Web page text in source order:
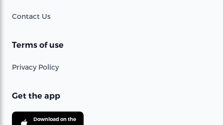
Contact Us
Terms of use
Privacy Policy
Get the app
Download on the